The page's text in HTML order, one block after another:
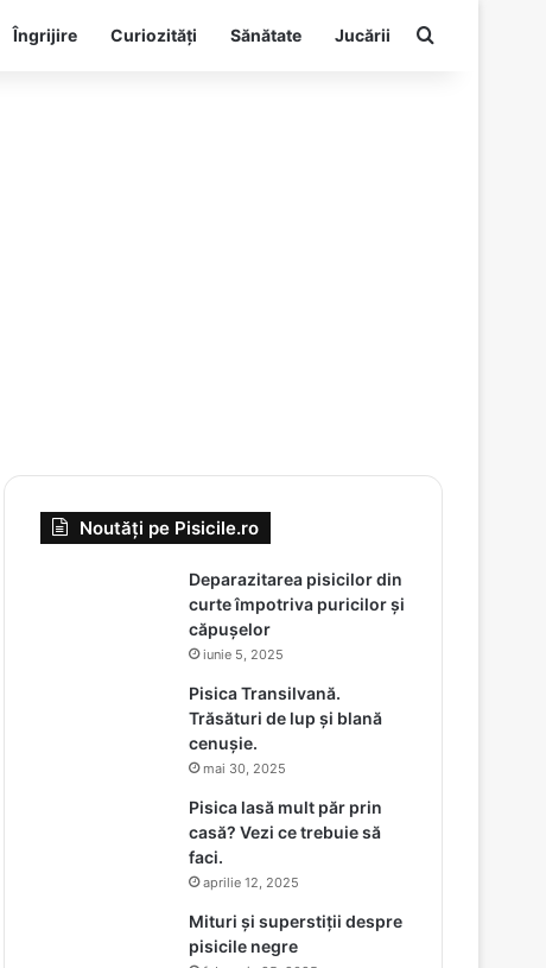
Îngrijire Curiozități Sănătate Jucării Search for
Noutăți pe Pisicile.ro
Deparazitarea pisicilor din
curte împotriva puricilor și
căpușelor
iunie 5, 2025
Pisica Transilvană.
Trăsături de lup și blană
cenușie.
mai 30, 2025
Pisica lasă mult păr prin
casă? Vezi ce trebuie să
faci.
aprilie 12, 2025
Mituri și superstiții despre
pisicile negre